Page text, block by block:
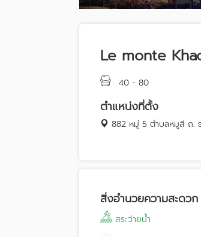
Le monte
40 - 80
ตำแหน่งที่ตั้ง
882 หมู่ 5 ตำบลหมูสี ถ.
สิ่งอำนวยความสะดวก
สระว่ายน้ำ